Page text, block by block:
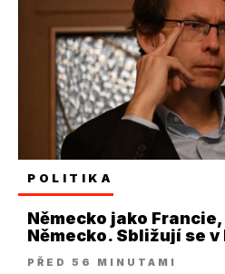
POLITIKA
Německo jako
Německo. Sbližují se v
PŘED 56 MINUTAMI